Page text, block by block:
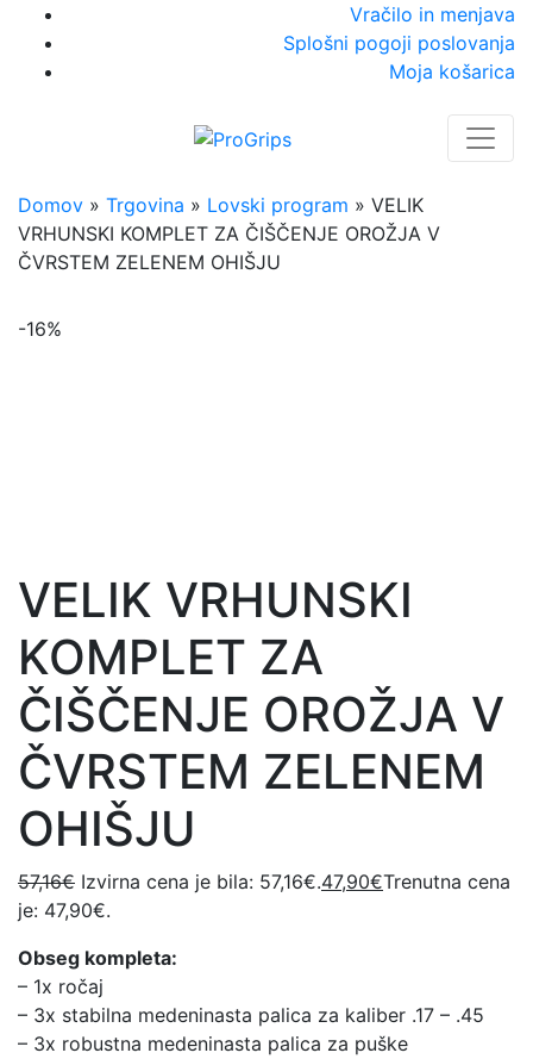
Vračilo in menjava
Splošni pogoji poslovanja
Moja košarica
Domov » Trgovina » Lovski program » VELIK
VRHUNSKI KOMPLET ZA ČIŠČENJE OROŽJA V
ČVRSTEM ZELENEM OHIŠJU
-16%
VELIK VRHUNSKI
KOMPLET ZA
ČIŠČENJE OROŽJA V
ČVRSTEM ZELENEM
OHIŠJU
57,16€ Izvirna cena je bila: 57,16€.47,90€Trenutna cena
je: 47,90€.
Obseg kompleta:
– 1x ročaj
– 3x stabilna medeninasta palica za kaliber .17 – .45
– 3x robustna medeninasta palica za puške